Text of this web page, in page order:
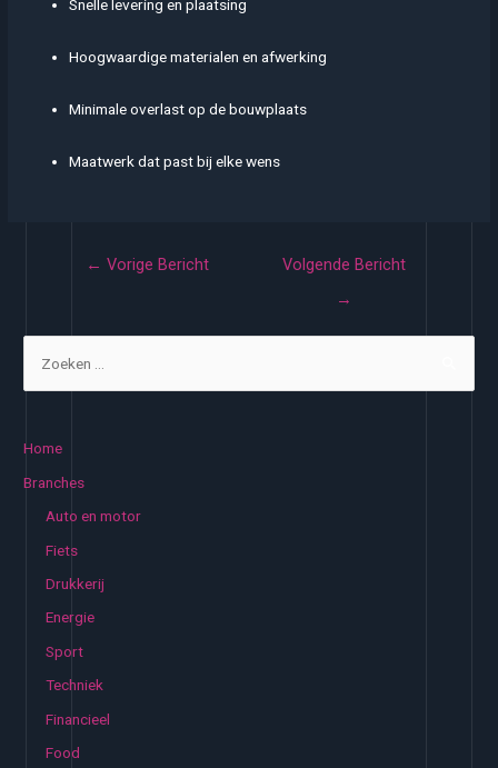
Snelle levering en plaatsing
Hoogwaardige materialen en afwerking
Minimale overlast op de bouwplaats
Maatwerk dat past bij elke wens
← Vorige Bericht
Volgende Bericht
→
Home
Branches
Auto en motor
Fiets
Drukkerij
Energie
Sport
Techniek
Financieel
Food